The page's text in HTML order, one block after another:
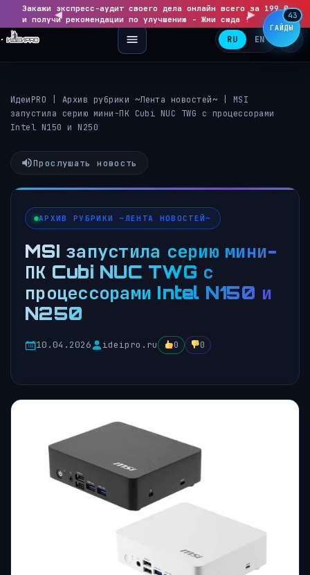
◀
Закажи экспресс-аудит своего дела онлайн всего за 199 ₽
и получи рекомендации по улучшению - Жми сюда !
▶
RU EN
ИдеиPRO Архив рубрики ~Лента новостей~
MSI
запустила серию мини-ПК Cubi NUC TWG с процессорами
Intel N150 и N250
Прослушать новость
АРХИВ РУБРИКИ ~ЛЕНТА НОВОСТЕЙ~
MSI запустила серию мини-
ПК Cubi NUC TWG с
процессорами Intel N150 и
N250
10.04.2026 ideipro.ru 0 0
ГАЙДЫ
43